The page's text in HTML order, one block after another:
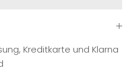
Kreditkarte und Klarna